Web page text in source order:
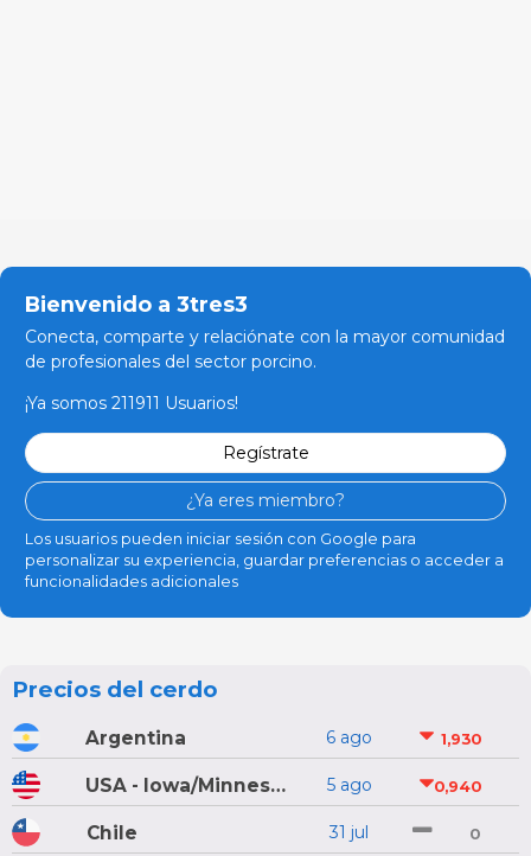
Bienvenido a 3tres3
Conecta, comparte y relaciónate con la mayor comunidad
de profesionales del sector porcino.
¡Ya somos 211911 Usuarios!
Regístrate
¿Ya eres miembro?
Los usuarios pueden iniciar sesión con Google para
personalizar su experiencia, guardar preferencias o acceder a
funcionalidades adicionales
Precios del cerdo
Argentina 6 ago 1,930
USA - Iowa/Minnesota 5 ago 0,940
Chile 31 jul 0